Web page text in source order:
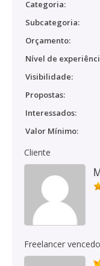
Categoria:
Subcategoria:
Orçamento:
Nível de
Visibilidade:
Propostas:
Interessados:
Valor Mínimo:
Cliente
Freelancer